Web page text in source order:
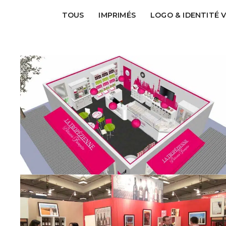
TOUS IMPRIMÉS LOGO & IDENTITÉ
SALON VIRTUAL NAUTIC
IMPRIMÉSSTAND & MAGASIN
BROCHURE COMMERCIALE
GREEN'ING